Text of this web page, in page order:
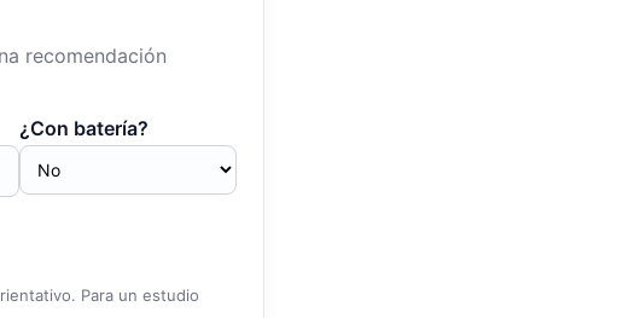
recomendación
¿Con batería?
Para un estudio